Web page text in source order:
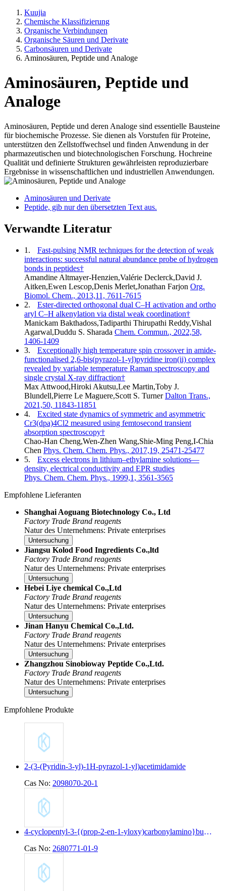
Kuujia
Chemische Klassifizierung
Organische Verbindungen
Organische Säuren und Derivate
Carbonsäuren und Derivate
Aminosäuren, Peptide und Analoge
Aminosäuren, Peptide und
Analoge
Aminosäuren, Peptide und deren Analoge sind essentielle Bausteine
für biochemische Prozesse. Sie dienen als Vorstufen für Proteine,
unterstützen den Zellstoffwechsel und finden Anwendung in der
pharmazeutischen und biotechnologischen Forschung. Hochreine
Qualität und definierte Strukturen gewährleisten reproduzierbare
Ergebnisse in wissenschaftlichen und industriellen Anwendungen.
Aminosäuren und Derivate
Peptide, gib nur den übersetzten Text aus.
Verwandte Literatur
1.
Fast-pulsing NMR techniques for the detection of weak
interactions: successful natural abundance probe of hydrogen
bonds in peptides†
Amandine Altmayer-Henzien,Valérie Declerck,David J.
Aitken,Ewen Lescop,Denis Merlet,Jonathan Farjon Org.
Biomol. Chem., 2013,11, 7611-7615
2.
Ester-directed orthogonal dual C–H activation and ortho
aryl C–H alkenylation via distal weak coordination†
Manickam Bakthadoss,Tadiparthi Thirupathi Reddy,Vishal
Agarwal,Duddu S. Sharada Chem. Commun., 2022,58,
1406-1409
3.
Exceptionally high temperature spin crossover in amide-
functionalised 2,6-bis(pyrazol-1-yl)pyridine iron(ii) complex
revealed by variable temperature Raman spectroscopy and
single crystal X-ray diffraction†
Max Attwood,Hiroki Akutsu,Lee Martin,Toby J.
Blundell,Pierre Le Maguere,Scott S. TurnerDalton Trans.,
2021,50, 11843-11851
4.
Excited state dynamics of symmetric and asymmetric
Cr3(dpa)4Cl2 measured using femtosecond transient
absorption spectroscopy†
Chao-Han Cheng,Wen-Zhen Wang,Shie-Ming Peng,I-Chia
Chen Phys. Chem. Chem. Phys., 2017,19, 25471-25477
5.
Excess electrons in lithium–ethylamine solutions—
density, electrical conductivity and EPR studies
Phys. Chem. Chem. Phys., 1999,1, 3561-3565
Empfohlene Lieferanten
Shanghai Aoguang Biotechnology Co., Ltd
Factory Trade Brand reagents
Natur des Unternehmens: Private enterprises
Untersuchung
Jiangsu Kolod Food Ingredients Co.,ltd
Factory Trade Brand reagents
Natur des Unternehmens: Private enterprises
Untersuchung
Hebei Liye chemical Co.,Ltd
Factory Trade Brand reagents
Natur des Unternehmens: Private enterprises
Untersuchung
Jinan Hanyu Chemical Co.,Ltd.
Factory Trade Brand reagents
Natur des Unternehmens: Private enterprises
Untersuchung
Zhangzhou Sinobioway Peptide Co.,Ltd.
Factory Trade Brand reagents
Natur des Unternehmens: Private enterprises
Untersuchung
Empfohlene Produkte
2-(3-(Pyridin-3-yl)-1H-pyrazol-1-yl)acetimidamide
Cas No: 2098070-20-1
4-cyclopentyl-3-{(prop-2-en-1-yloxy)carbonylamino}butanoic acid
Cas No: 2680771-01-9